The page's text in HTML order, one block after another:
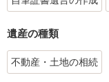
遺産の種類
不動産・土地の相続